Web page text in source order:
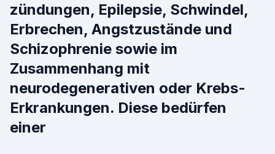
zündungen, Epilepsie, Schwindel,
Erbrechen, Angstzustände und
Schizophrenie sowie im
Zusammenhang mit
neurodegenerativen oder Krebs-
Erkrankungen. Diese bedürfen
einer